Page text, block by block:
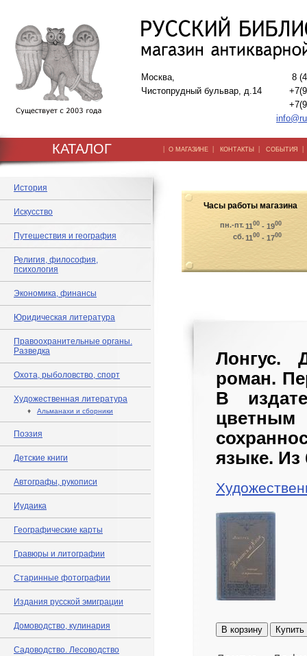
Москва,
Чистопрудный бульвар, д.14
8
КАТАЛОГ | О МАГАЗИНЕ | КОНТАКТЫ | СОБЫТИЯ
История
Искусство
Путешествия и география
Религия, философия,
психология
Экономика, финансы
Юридическая литература
Правоохранительные органы.
Разведка
Охота, рыболовство, спорт
Художественная литература
♦ Альманахи и сборники
Поэзия
Детские книги
Автографы, рукописи
Иудаика
Географические карты
Гравюры и литографии
Старинные фотографии
Издания русской эмиграции
Домоводство, кулинария
Садоводство. Лесоводство
Часы работы магазина
пн.-пт.1100 - 1900
сб.1100 - 1700
Лонгус.
роман.
В
языке. Из
В корзину Купить